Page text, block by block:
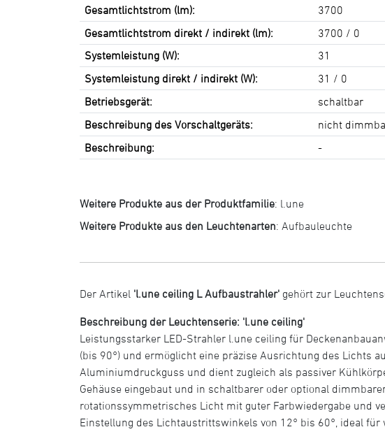
Gesamtlichtstrom (lm):
3700
Gesamtlichtstrom direkt / indirekt (lm):
3700 / 0
Systemleistung (W):
31
Systemleistung direkt / indirekt (W):
31 / 0
Betriebsgerät:
schaltbar
Beschreibung des Vorschaltgeräts:
nicht
Beschreibung:
-
Weitere Produkte aus der Produktfamilie: l.une
Weitere Produkte aus den Leuchtenarten: Aufbauleuchte
Der Artikel 'l.une ceiling L Aufbaustrahler' gehört zur
Beschreibung der Leuchtenserie: 'l.une ceiling'
Leistungsstarker LED-Strahler l.une ceiling für
(bis 90°) und ermöglicht eine präzise Ausrichtung des Lichts
Aluminiumdruckguss und dient zugleich als passiver
Gehäuse eingebaut und in schaltbarer oder optional
rotationssymmetrisches Licht mit guter Farbwiedergabe und
Einstellung des Lichtaustrittswinkels von 12° bis 60°, ideal